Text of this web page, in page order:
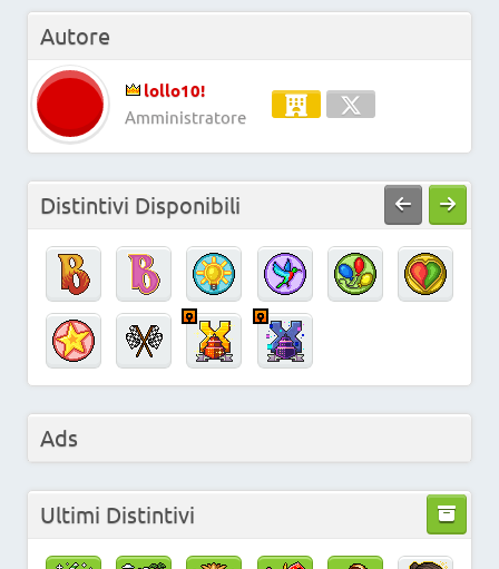
Autore
lollo10!
Amministratore
Distintivi Disponibili
Ads
Ultimi Distintivi